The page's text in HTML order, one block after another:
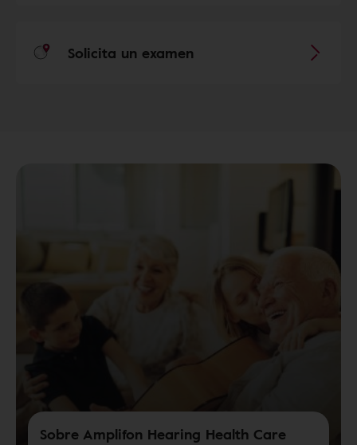
Solicita un examen
Sobre Amplifon Hearing Health Care